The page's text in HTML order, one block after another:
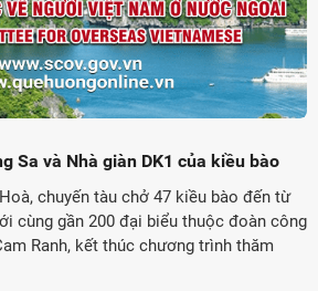
Sa và Nhà giàn DK1 của kiều bào
chuyến tàu chở 47 kiều bào đến từ
cùng gần 200 đại biểu thuộc đoàn công
Ranh, kết thúc chương trình thăm